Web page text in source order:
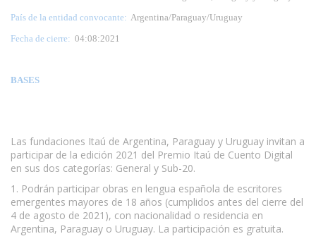
País de la entidad convocante: Argentina/Paraguay/Uruguay
Fecha de cierre: 04:08:2021
BASES
Las fundaciones Itaú de Argentina, Paraguay y Uruguay invitan a
participar de la edición 2021 del Premio Itaú de Cuento Digital
en sus dos categorías: General y Sub-20.
1. Podrán participar obras en lengua española de escritores
emergentes mayores de 18 años (cumplidos antes del cierre del
4 de agosto de 2021), con nacionalidad o residencia en
Argentina, Paraguay o Uruguay. La participación es gratuita.